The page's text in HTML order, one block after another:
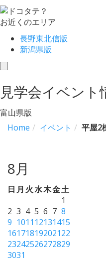
お近くのエリア
長野東北信版
新潟県版
toggle
見学会イベント
富山県版
Home
イベント 平屋2
8月
日 月 火水木金土
1
2 3 4 5 6 7 8
9 1011 12131415
16171819202122
23242526272829
3031